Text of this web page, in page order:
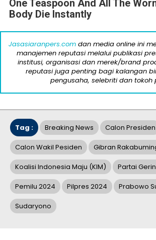
One Teaspoon And All The
Body Die Instantly
Jasasiaranpers.com dan media online ini
manajemen reputasi melalui publikasi
institusi, organisasi dan merek/brand
reputasi juga penting bagi kalangan
pengusaha, selebriti dan tokoh
Tag : Breaking News Calon Presiden
Calon Wakil Pesiden Gibran
Koalisi Indonesia Maju (KIM) Partai
Pemilu 2024 Pilpres 2024 Prabowo
Sudaryono